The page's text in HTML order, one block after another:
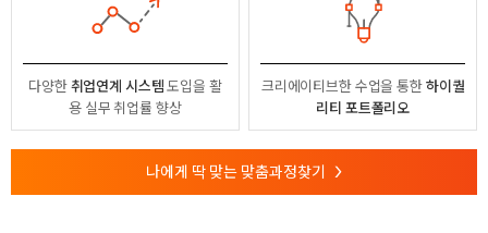
다양한취업연계 시스템도입을 활
용실무 취업률 향상
크리에이티브한 수업을 통한하이퀄
리티 포트폴리오
나에게 딱 맞는 맞춤과정찾기 >